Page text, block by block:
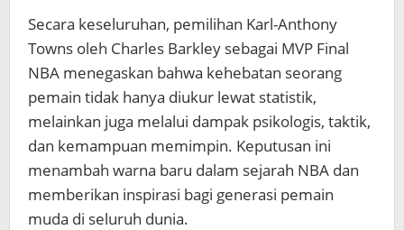
Secara keseluruhan, pemilihan Karl-Anthony
Towns oleh Charles Barkley sebagai MVP Final
NBA menegaskan bahwa kehebatan seorang
pemain tidak hanya diukur lewat statistik,
melainkan juga melalui dampak psikologis, taktik,
dan kemampuan memimpin. Keputusan ini
menambah warna baru dalam sejarah NBA dan
memberikan inspirasi bagi generasi pemain
muda di seluruh dunia.